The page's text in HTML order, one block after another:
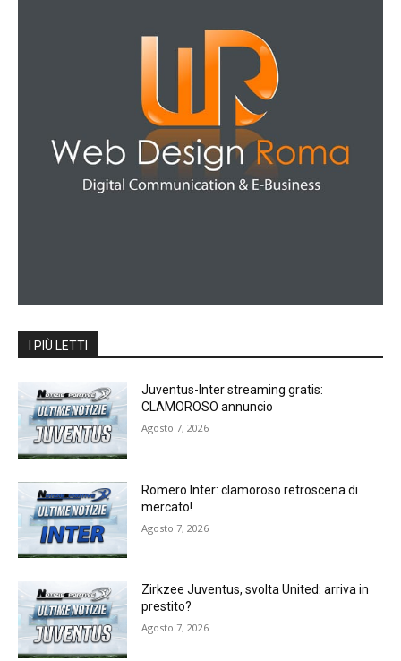
I PIÙ LETTI
Juventus-Inter streaming gratis:
CLAMOROSO annuncio
Agosto 7, 2026
Romero Inter: clamoroso retroscena di
mercato!
Agosto 7, 2026
Zirkzee Juventus, svolta United: arriva in
prestito?
Agosto 7, 2026